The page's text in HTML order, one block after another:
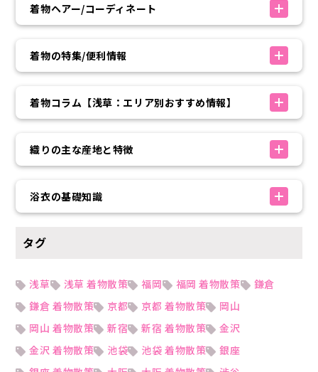
着物ヘアー/コーディネート
着物の特集/便利情報
着物コラム【浅草：エリア別おすすめ情報】
織りの主な産地と特徴
浴衣の基礎知識
タグ
浅草 浅草 着物散策 福岡 福岡 着物散策
鎌倉
鎌倉 着物散策
京都 京都 着物散策
岡山
岡山 着物散策
新宿 新宿 着物散策
金沢
金沢 着物散策
池袋 池袋 着物散策
銀座